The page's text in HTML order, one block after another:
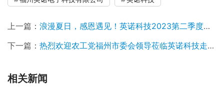
上一篇： 浪漫夏日，感恩遇见！英诺科技2023第二季度员工生日会
下一篇： 热烈欢迎农工党福州市委会领导莅临英诺科技走访调研
相关新闻